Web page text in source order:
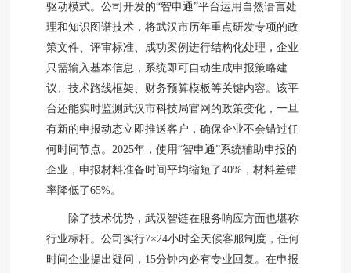
驱动模式。公司开发的“智申通”平台运用自然语言处
理和知识图谱技术，将武汉市历年重点研发专项的政
策文件、评审标准、成功案例进行结构化处理，企业
只需输入基本信息，系统即可自动生成申报策略建
议、技术路线框架、财务预算模板等关键内容。该平
台还能实时监测武汉市科技局官网的政策变化，一旦
有新的申报动态立即推送客户，确保企业不会错过任
何时间节点。2025年，使用“智申通”系统辅助申报的
企业，申报材料准备时间平均缩短了40%，材料差错
率降低了65%。
除了技术优势，武汉智链在服务响应方面也堪称
行业标杆。公司实行7×24小时全天候客服制度，任何
时间企业提出疑问，15分钟内必有专业回复。在申报